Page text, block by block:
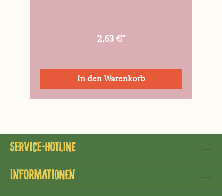
2,63 €*
In den Warenkorb
Service-Hotline
Informationen